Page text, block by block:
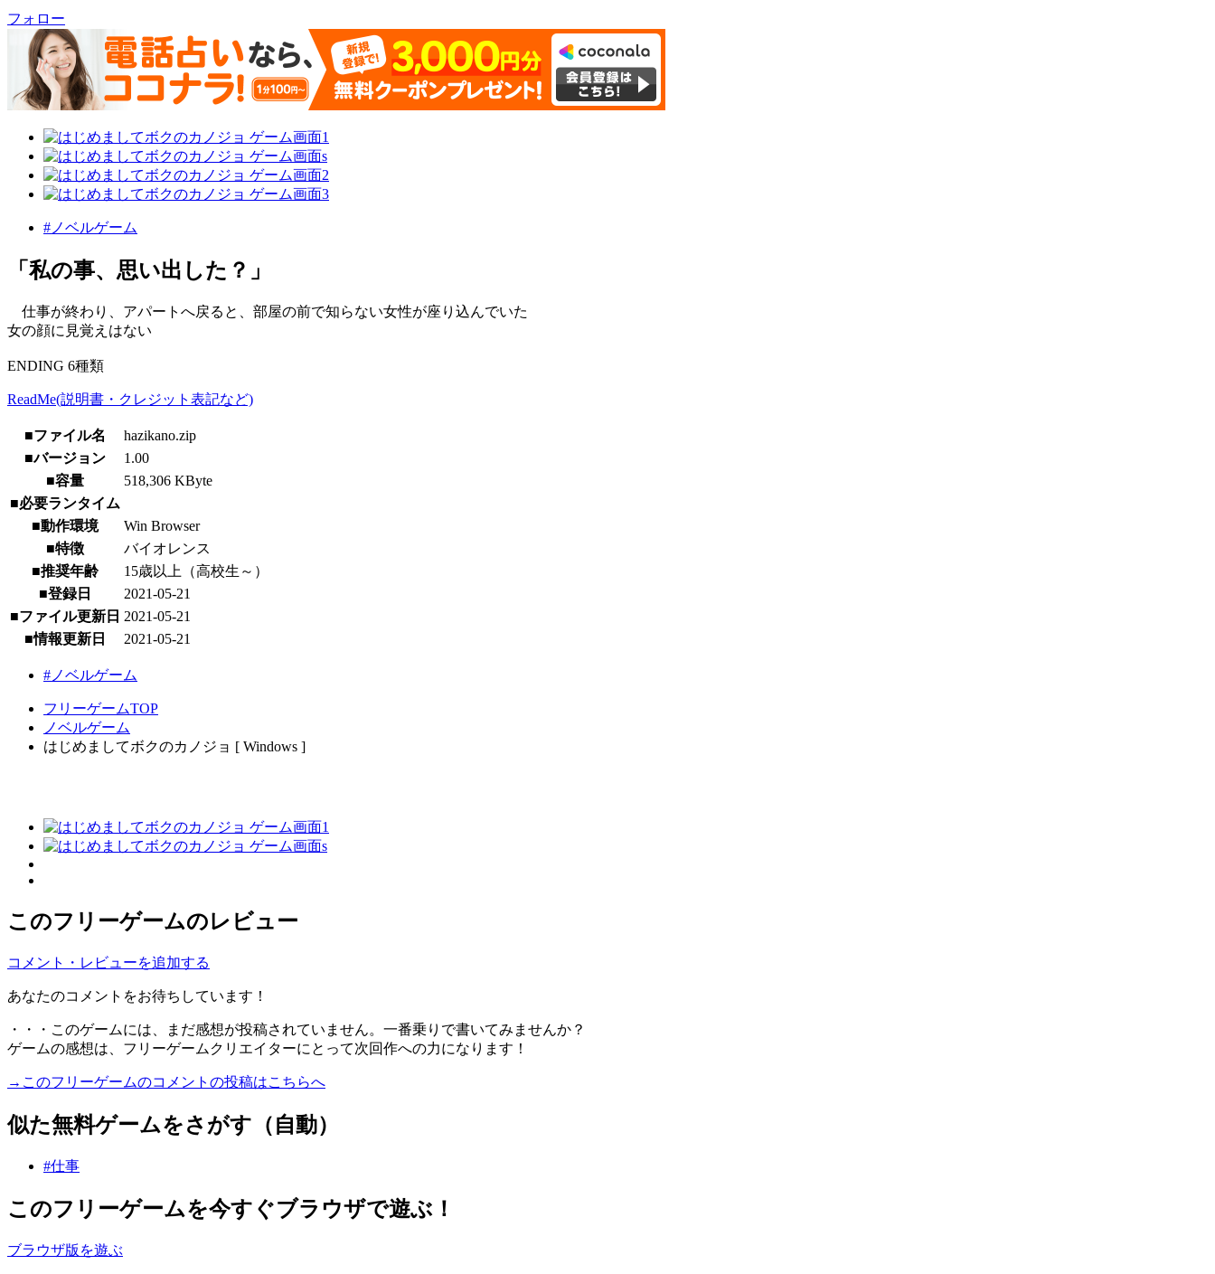
フォロー
#ノベルゲーム
「私の事、思い出した？」
仕事が終わり、アパートへ戻ると、部屋の前で知らない女性が座り込んでいた
女の顔に見覚えはない
ENDING 6種類
ReadMe(説明書・クレジット表記など)
■ファイル名
hazikano.zip
■バージョン
1.00
■容量
518,306 KByte
■必要ランタイム
■動作環境
Win Browser
■特徴
バイオレンス
■推奨年齢
15歳以上（高校生～）
■登録日
2021-05-21
■ファイル更新日 2021-05-21
■情報更新日
2021-05-21
#ノベルゲーム
フリーゲームTOP
ノベルゲーム
はじめましてボクのカノジョ [ Windows ]
このフリーゲームのレビュー
コメント・レビューを追加する
あなたのコメントをお待ちしています！
・・・このゲームには、まだ感想が投稿されていません。一番乗りで書いてみませんか？
ゲームの感想は、フリーゲームクリエイターにとって次回作への力になります！
→このフリーゲームのコメントの投稿はこちらへ
似た無料ゲームをさがす（自動）
#仕事
このフリーゲームを今すぐブラウザで遊ぶ！
ブラウザ版を遊ぶ